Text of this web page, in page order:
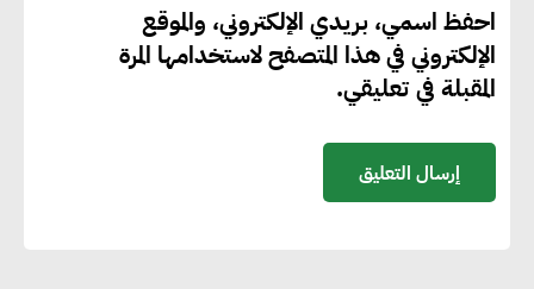
احفظ اسمي، بريدي الإلكتروني، والموقع
الإلكتروني في هذا المتصفح لاستخدامها المرة
المقبلة في تعليقي.
جوجل تعلن إضافة 12 جيجاوات
من الطاقة النظيفة وتجنب انبعاث
أكسيد الكربون